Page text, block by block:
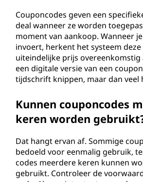
Couponcodes geven een
deal wanneer ze worden
moment van aankoop. Wanneer
invoert, herkent het systeem
uiteindelijke prijs overeenkomstig
een digitale versie van een
tijdschrift knippen, maar dan veel
Kunnen couponcodes
keren worden
Dat hangt ervan af. Sommige
bedoeld voor eenmalig gebruik,
codes meerdere keren kunnen
gebruikt. Controleer de